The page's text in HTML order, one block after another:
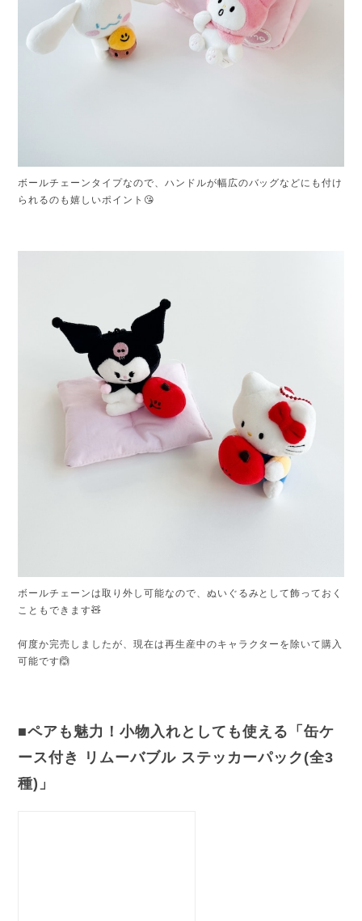
ボールチェーンタイプなので、ハンドルが幅広のバッグなどにも付け
られるのも嬉しいポイント😘
ボールチェーンは取り外し可能なので、ぬいぐるみとして飾っておく
こともできます🧸
何度か完売しましたが、現在は再生産中のキャラクターを除いて購入
可能です🙆
■ペアも魅力！小物入れとしても使える「缶ケ
ース付き リムーバブル ステッカーパック(全3
種)」